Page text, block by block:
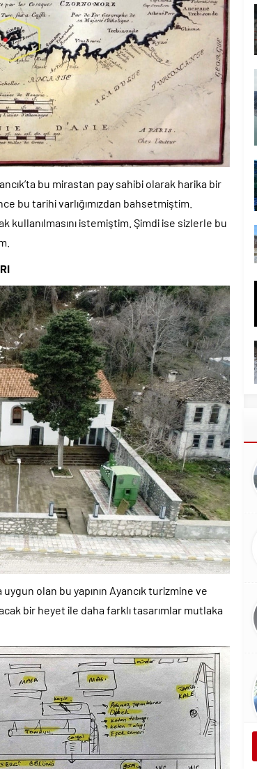
bu mirastan pay sahibi olarak harika bir
bu tarihi varlığımızdan bahsetmiştim.
kullanılmasını istemiştim. Şimdi ise sizlerle bu
olan bu yapının Ayancık turizmine ve
bir heyet ile daha farklı tasarımlar mutlaka